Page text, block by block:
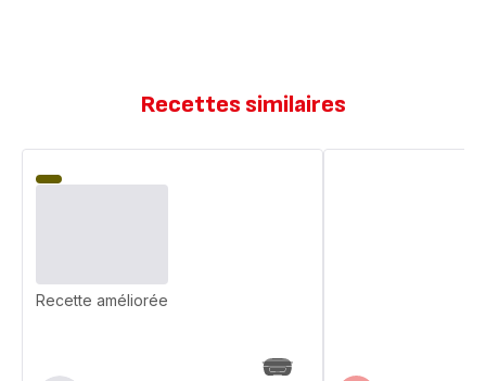
Recettes similaires
Recette améliorée
tendres
lait
de